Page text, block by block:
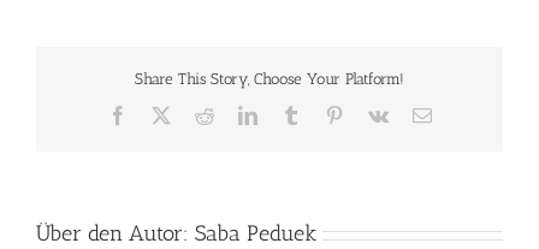
Share This Story, Choose Your Platform!
Facebook RedditLinkedInTumblr Pinterest
Vk
E-
Über den Autor: Saba Peduek